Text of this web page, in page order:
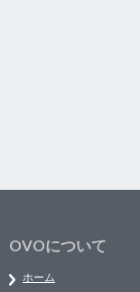
OVOについて
ホーム